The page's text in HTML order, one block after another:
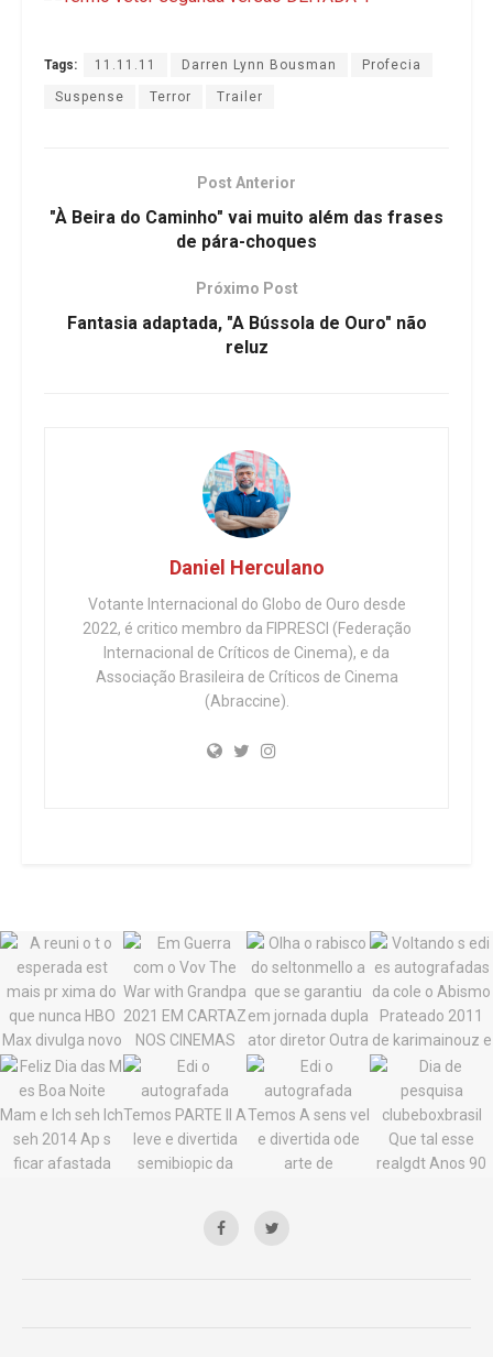
Tags: 11.11.11 Darren Lynn Bousman Profecia
Suspense Terror Trailer
Post Anterior
"À Beira do Caminho" vai muito além das frases
de pára-choques
Próximo Post
Fantasia adaptada, "A Bússola de Ouro" não
reluz
Daniel Herculano
Votante Internacional do Globo de Ouro desde
2022, é critico membro da FIPRESCI (Federação
Internacional de Críticos de Cinema), e da
Associação Brasileira de Críticos de Cinema
(Abraccine).